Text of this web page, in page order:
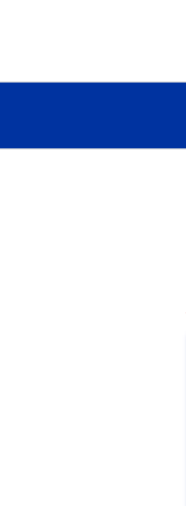
contenido